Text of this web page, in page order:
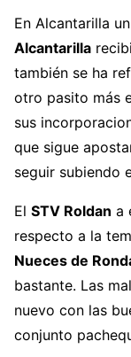
En Alcantarilla
Alcantarilla
también se ha
otro pasito más
sus
que sigue
seguir subiendo
El STV Roldan a
respecto a la
Nueces de
bastante. Las
nuevo con las
conjunto